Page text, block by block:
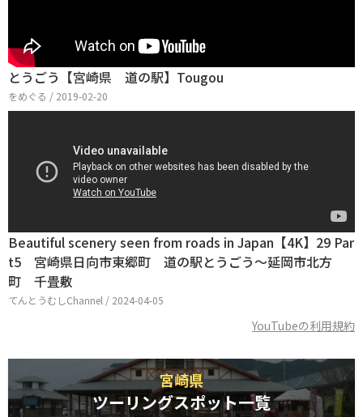
とうごう【宮崎県 道の駅】Tougou
をめぐる / 2019-02-20
Beautiful scenery seen from roads in Japan【4K】29 Par
t5 宮崎県日向市東郷町 道の駅とうごう～延岡市北方
町 千畳敷
てんとうむしChannel / 2024-04-05
YouTubeの利用規約
宮崎県
ツーリングスポット一覧